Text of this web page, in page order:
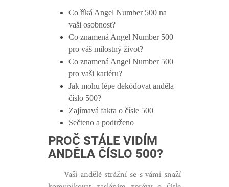
Co říká Angel Number 500 na
vaši osobnost?
Co znamená Angel Number 500
pro váš milostný život?
Co znamená Angel Number 500
pro vaši kariéru?
Jak mohu lépe dekódovat anděla
číslo 500?
Zajímavá fakta o čísle 500
Sečteno a podtrženo
PROČ STÁLE VIDÍM
ANDĚLA ČÍSLO 500?
Vaši andělé strážní se s vámi snaží